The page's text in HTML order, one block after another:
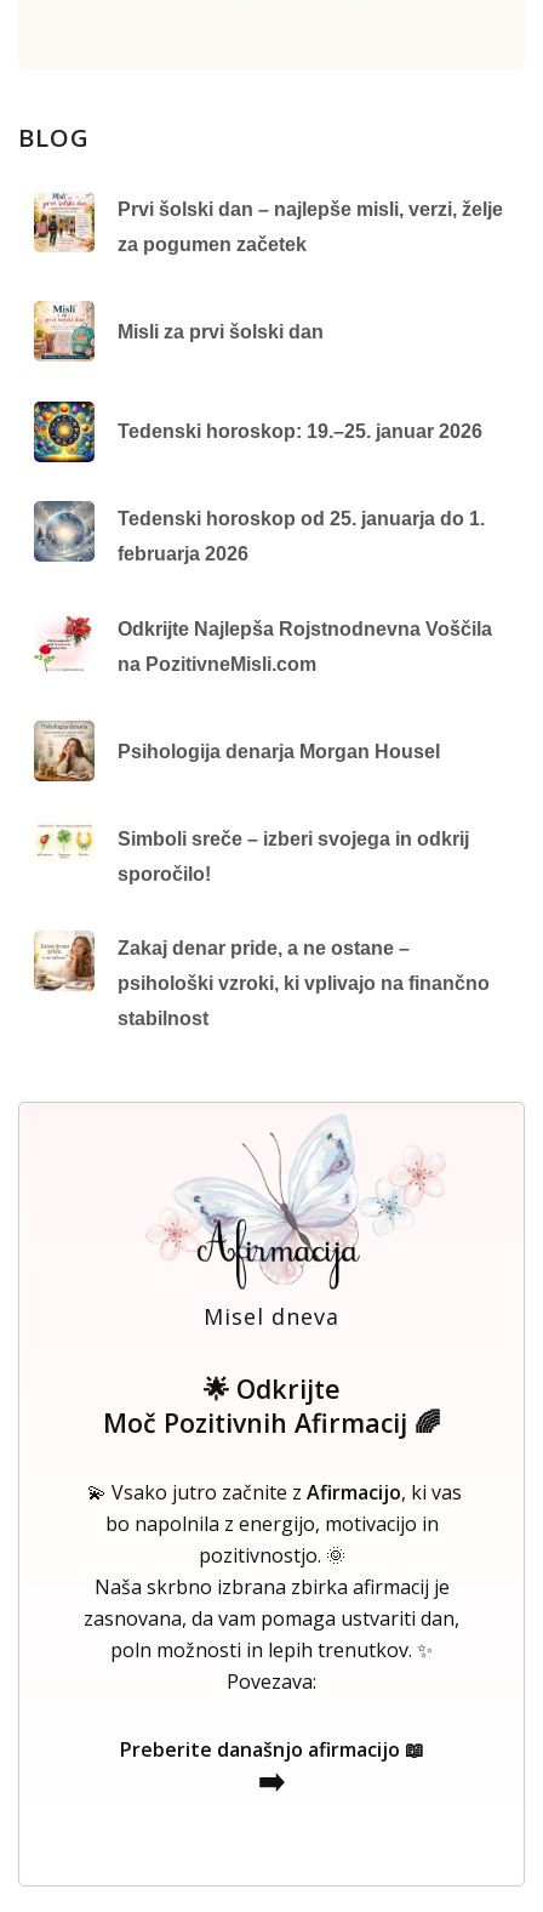
BLOG
Prvi šolski dan – najlepše misli, verzi, želje
za pogumen začetek
Misli za prvi šolski dan
Tedenski horoskop: 19.–25. januar 2026
Tedenski horoskop od 25. januarja do 1.
februarja 2026
Odkrijte Najlepša Rojstnodnevna Voščila
na PozitivneMisli.com
Psihologija denarja Morgan Housel
Simboli sreče – izberi svojega in odkrij
sporočilo!
Zakaj denar pride, a ne ostane –
psihološki vzroki, ki vplivajo na finančno
stabilnost
Misel dneva
🌟 Odkrijte
Moč Pozitivnih Afirmacij 🌈
💫 Vsako jutro začnite z Afirmacijo, ki vas
bo napolnila z energijo, motivacijo in
pozitivnostjo. 🌞
Naša skrbno izbrana zbirka afirmacij je
zasnovana, da vam pomaga ustvariti dan,
poln možnosti in lepih trenutkov. ✨
Povezava:
Preberite današnjo afirmacijo 📖
➡️